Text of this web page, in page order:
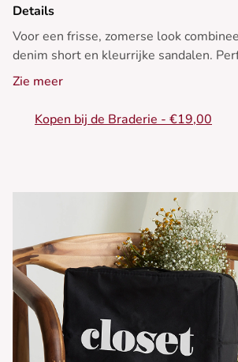
Details
Voor een frisse, zomerse look
denim short en kleurrijke sandalen.
wandeling in de zon!
- Katoenen T-shirt
- Ongedwongen pasvorm
- Geborduurd fruitig ijsmotief
Zie meer
Kopen bij de Braderie - €19,00